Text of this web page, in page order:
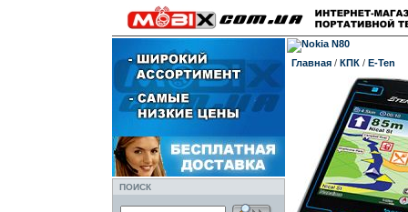
ПОИСК
Главная / КПК / E-Ten